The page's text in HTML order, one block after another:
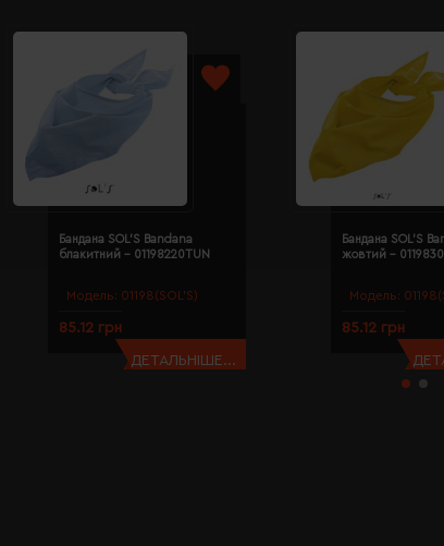
Модель: 01198(SOL’S)
Бандана SOL'S Bandana
блакитний - 01198220TUN
85.12 грн
ДЕТАЛЬНІШЕ...
Модель:
Бандана SOL'S
жовтий -
85.12 грн